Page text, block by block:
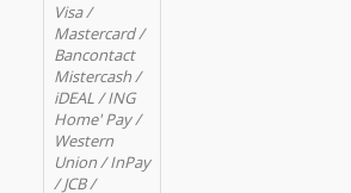
Visa /
Mastercard /
Bancontact
Mistercash /
iDEAL / ING
Home' Pay /
Western
Union / InPay
/ JCB /